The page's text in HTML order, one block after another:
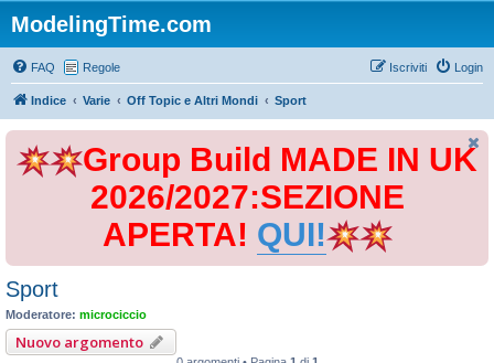
ModelingTime.com
FAQ Regole Login
Iscriviti
Indice Varie Off Topic e Altri Mondi Sport
Group Build MADE IN UK
2026/2027:SEZIONE
APERTA! QUI!
Sport
Moderatore: microciccio
Nuovo argomento